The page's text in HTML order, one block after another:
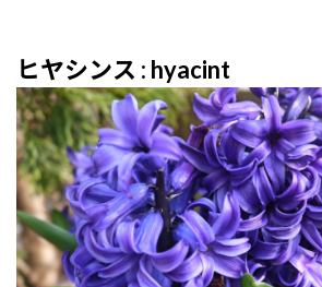
ヒヤシンス : hyacint